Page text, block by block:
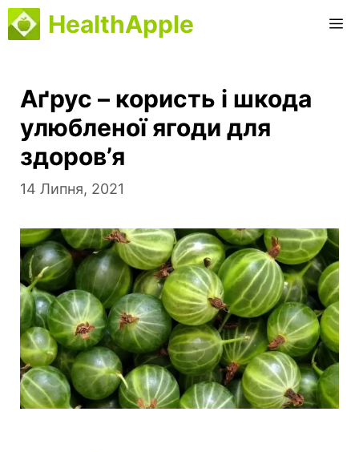
Перейти
до
HealthApple
Аґрус – користь і шкода
улюбленої ягоди для
здоров’я
14 Липня, 2021